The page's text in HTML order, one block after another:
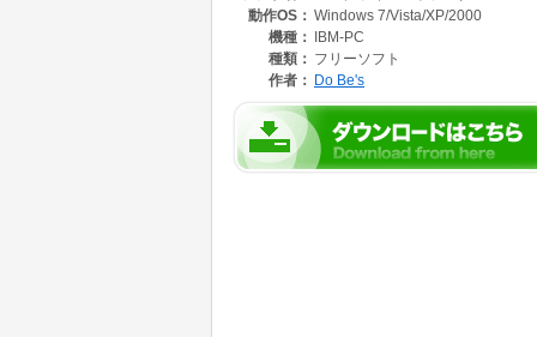
接続状況(Listen開始、接続受付、データ受信
しているので、一連の動きが後から確認出来ま
動作OS： Windows 7/Vista/XP/2000
機種：
IBM-PC
種類： フリーソフト
作者： Do Be's